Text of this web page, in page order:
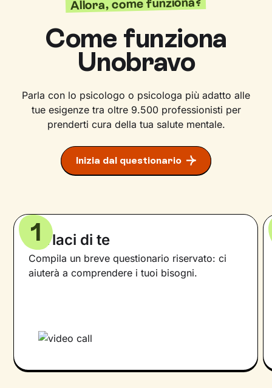
Come funziona
Unobravo
Parla con lo psicologo o psicologa più adatto alle
tue esigenze tra oltre 9.500 professionisti per
prenderti cura della tua salute mentale.
Inizia dal questionario
Parlaci di te
Compila un breve questionario riservato: ci
aiuterà a comprendere i tuoi bisogni.
1